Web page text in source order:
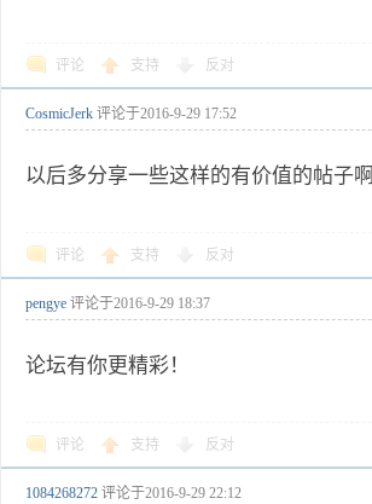
评论 支持 反对
CosmicJerk 评论于2016-9-29 17:52
以后多分享一些这样的有价值的帖子啊
评论 支持 反对
pengye 评论于2016-9-29 18:37
论坛有你更精彩！
评论 支持 反对
1084268272 评论于2016-9-29 22:12